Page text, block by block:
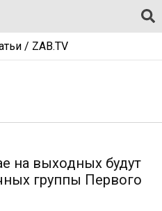
/ ZAB.TV
на выходных будут
группы Первого